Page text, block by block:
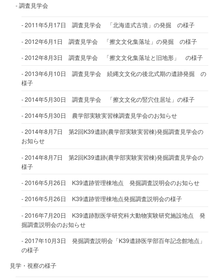
調査見学会
2011年5月17日 調査見学会 「北海道式古墳」の発掘 の様子
2012年6月1日 調査見学会 「擦文文化集落址」の発掘 の様子
2012年8月3日 調査見学会 「擦文文化集落址と旧地形」 の様子
2013年6月10日 調査見学会 続縄文文化の後北式期の遺跡発掘 の
様子
2014年5月30日 調査見学会 「擦文文化の竪穴住居址」の様子
2014年5月30日 農学部実験実習棟調査見学会のお知らせ
2014年8月7日 第2回K39遺跡(農学部実験実習棟)発掘調査見学会の
お知らせ
2014年8月7日 第2回K39遺跡(農学部実験実習棟)発掘調査見学会の
様子
2016年5月26日 K39遺跡管理棟地点 発掘調査説明会のお知らせ
2016年5月26日 K39遺跡管理棟地点発掘調査説明会の様子
2016年7月20日 K39遺跡獣医学研究科大動物実験研究施設地点 発
掘調査説明会のお知らせ
2017年10月3日 発掘調査説明会「K39遺跡医学部百年記念館地点」
の様子
見学・視察の様子